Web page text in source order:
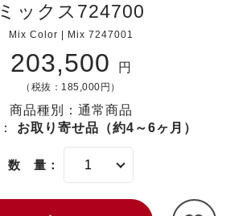
ミックス724700
Mix Color | Mix 7247001
203,500 円
（税抜：185,000円）
商品種別：通常商品
： お取り寄せ品（約4～6ヶ月）
数 量：